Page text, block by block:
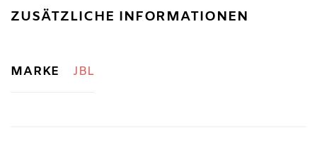
ZUSÄTZLICHE INFORMATIONEN
MARKE JBL